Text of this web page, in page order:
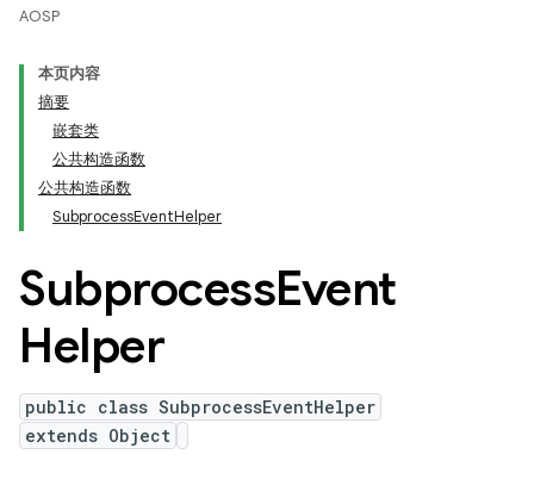
AOSP
本页内容
摘要
嵌套类
公共构造函数
公共构造函数
SubprocessEventHelper
SubprocessEvent
Helper
public class SubprocessEventHelper
extends Object